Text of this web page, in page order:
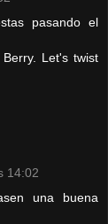
pasando el
Let's twist
14:02
una buena